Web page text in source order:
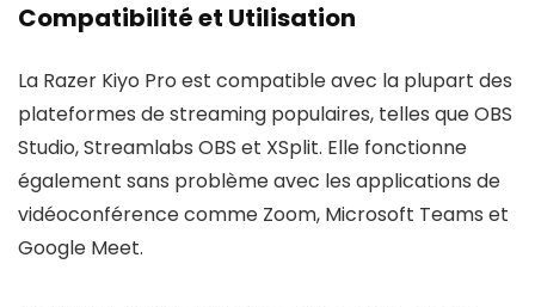
Compatibilité et Utilisation
La Razer Kiyo Pro est compatible avec la plupart des
plateformes de streaming populaires, telles que OBS
Studio, Streamlabs OBS et XSplit. Elle fonctionne
également sans problème avec les applications de
vidéoconférence comme Zoom, Microsoft Teams et
Google Meet.